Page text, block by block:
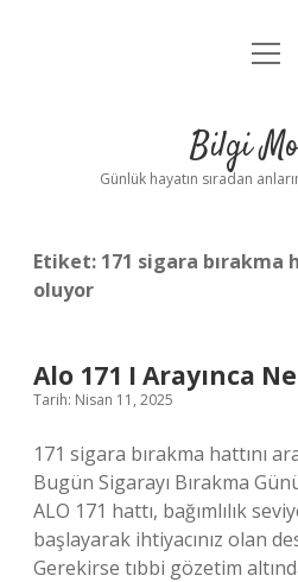
Anasayfa
Yasal
Bilgi
Günlük hayatın sıradan
Etiket: 171 sigara bırakma
oluyor
Alo 171 I Arayınca
Tarih: Nisan 11, 2025
171 sigara bırakma hattını
Bugün Sigarayı Bırakma
ALO 171 hattı, bağımlılık
başlayarak ihtiyacınız olan
Gerekirse tıbbi gözetim